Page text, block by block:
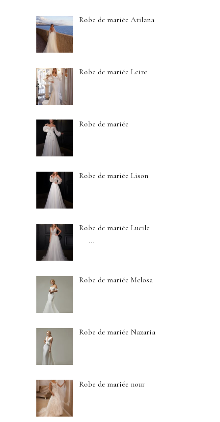
Robe de mariée Atilana
Robe de mariée Leire
Robe de mariée
Robe de mariée Lison
Robe de mariée Lucile
…
Robe de mariée Melosa
Robe de mariée Nazaria
Robe de mariée nour